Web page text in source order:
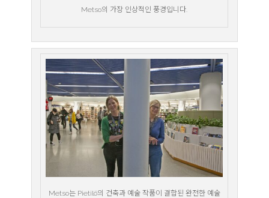
Metso의 가장 인상적인 풍경입니다.
Metso는 Pietilö의 건축과 예술 작품이 결합된 완전한 예술